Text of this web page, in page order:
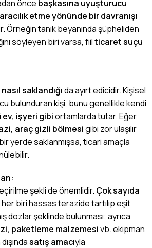
önce başkasına uyuşturucu
etme yönünde bir davranışı
Örneğin tanık beyanında şüpheliden
söyleyen biri varsa, fiilticaret suçu
saklandığıda ayırt edicidir. Kişisel
bulunduran kişi, bunu genellikle kendi
ev, işyeri gibiortamlarda tutar. Eğer
araç gizli bölmesigibi zor ulaşılır
yerde saklanmışsa, ticari amaçla
şekli de önemlidir. Çok sayıda
biri hassas terazide tartılıp eşit
dozlar şeklinde bulunması; ayrıca
paketleme malzemesivb. ekipman
satış amacıyla